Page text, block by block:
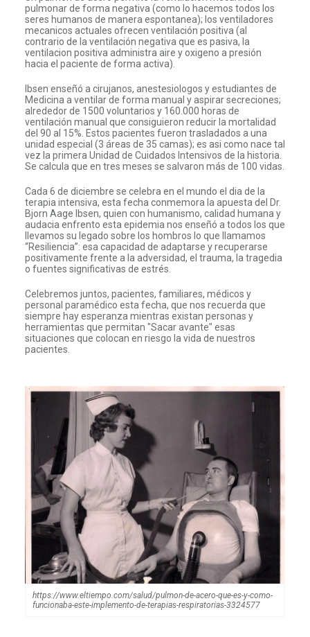
pulmonar de forma negativa (como lo hacemos todos los
seres humanos de manera espontanea); los ventiladores
mecanicos actuales ofrecen ventilación positiva (al
contrario de la ventilación negativa que es pasiva, la
ventilacion positiva administra aire y oxigeno a presión
hacia el paciente de forma activa).
Ibsen enseñó a cirujanos, anestesiologos y estudiantes de
Medicina a ventilar de forma manual y aspirar secreciones;
alrededor de 1500 voluntarios y 160.000 horas de
ventilación manual que consiguieron reducir la mortalidad
del 90 al 15%. Estos pacientes fueron trasladados a una
unidad especial (3 áreas de 35 camas); es asi como nace tal
vez la primera Unidad de Cuidados Intensivos de la historia.
Se calcula que en tres meses se salvaron más de 100 vidas.
Cada 6 de diciembre se celebra en el mundo el dia de la
terapia intensiva, esta fecha conmemora la apuesta del Dr.
Bjorn Aage Ibsen, quien con humanismo, calidad humana y
audacia enfrento esta epidemia nos enseñó a todos los que
llevamos su legado sobre los hombros lo que llamamos
“Resiliencia”: esa capacidad de adaptarse y recuperarse
positivamente frente a la adversidad, el trauma, la tragedia
o fuentes significativas de estrés.
Celebremos juntos, pacientes, familiares, médicos y
personal paramédico esta fecha, que nos recuerda que
siempre hay esperanza mientras existan personas y
herramientas que permitan "Sacar avante" esas
situaciones que colocan en riesgo la vida de nuestros
pacientes.
https://www.eltiempo.com/salud/pulmon-de-acero-que-es-y-como-
funcionaba-este-implemento-de-terapias-respiratorias-3324577